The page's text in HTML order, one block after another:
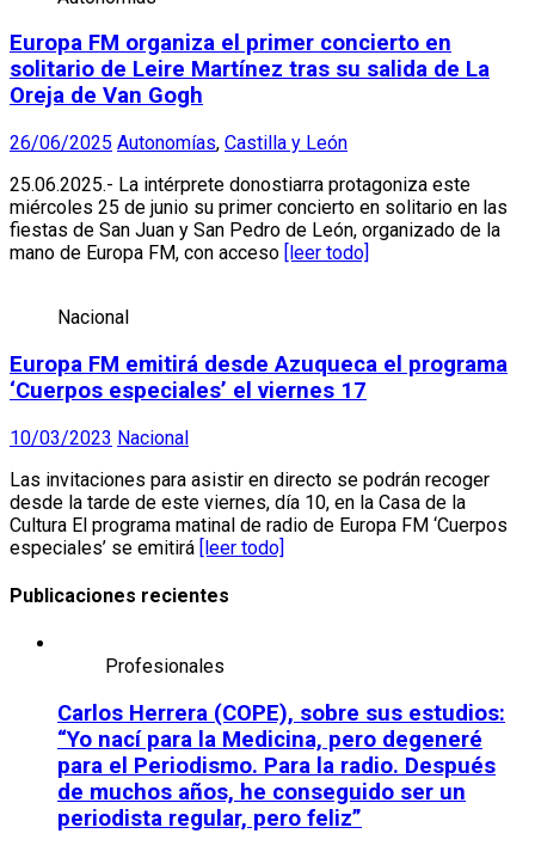
Europa FM organiza el primer concierto en
solitario de Leire Martínez tras su salida de La
Oreja de Van Gogh
26/06/2025 Autonomías, Castilla y León
25.06.2025.- La intérprete donostiarra protagoniza este
miércoles 25 de junio su primer concierto en solitario en las
fiestas de San Juan y San Pedro de León, organizado de la
mano de Europa FM, con acceso [leer todo]
Nacional
Europa FM emitirá desde Azuqueca el programa
‘Cuerpos especiales’ el viernes 17
10/03/2023 Nacional
Las invitaciones para asistir en directo se podrán recoger
desde la tarde de este viernes, día 10, en la Casa de la
Cultura El programa matinal de radio de Europa FM ‘Cuerpos
especiales’ se emitirá [leer todo]
Publicaciones recientes
Profesionales
Carlos Herrera (COPE), sobre sus estudios:
“Yo nací para la Medicina, pero degeneré
para el Periodismo. Para la radio. Después
de muchos años, he conseguido ser un
periodista regular, pero feliz”